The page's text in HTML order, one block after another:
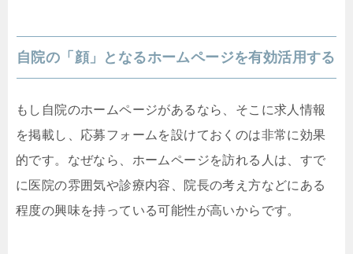
自院の「顔」となるホームページを有効活用する
もし自院のホームページがあるなら、そこに求人情報
を掲載し、応募フォームを設けておくのは非常に効果
的です。なぜなら、ホームページを訪れる人は、すで
に医院の雰囲気や診療内容、院長の考え方などにある
程度の興味を持っている可能性が高いからです。